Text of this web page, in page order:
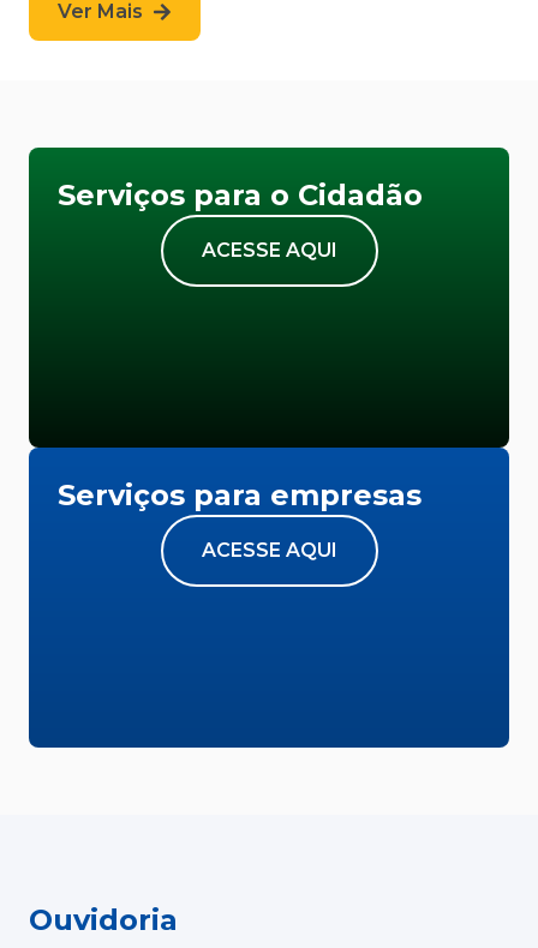
Ver Mais
Serviços para o Cidadão
ACESSE AQUI
Serviços para empresas
ACESSE AQUI
Ouvidoria